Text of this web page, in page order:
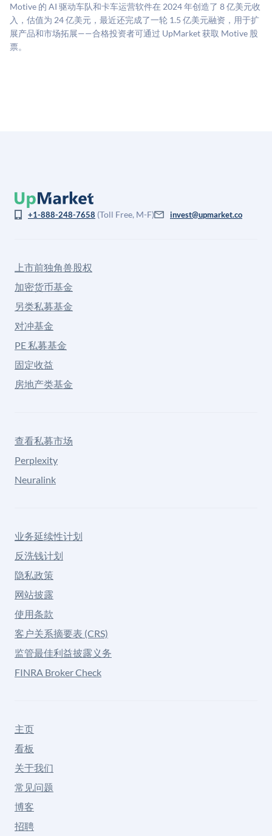
司可比倍数应用私有公司折扣，以反映流动性不足和信
息不对称。此估值不构成投资建议，可能与实际交易价
Motive 的 AI 驱动车队和卡车运营软件在 2024 年创造了 8 亿美元收
入，估值为 24 亿美元，最近还完成了一轮 1.5 亿美元融资，用于扩
展产品和市场拓展——合格投资者可通过 UpMarket 获取 Motive 股
票。
+1-888-248-7658 (Toll Free, M-F) invest@upmarket.co
上市前独角兽股权
加密货币基金
另类私募基金
对冲基金
PE 私募基金
固定收益
房地产类基金
查看私募市场
Perplexity
Neuralink
业务延续性计划
反洗钱计划
隐私政策
网站披露
使用条款
客户关系摘要表 (CRS)
监管最佳利益披露义务
FINRA Broker Check
主页
看板
关于我们
常见问题
博客
招聘